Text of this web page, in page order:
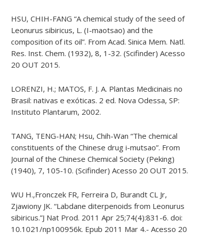
HSU, CHIH-FANG “A chemical study of the seed of
Leonurus sibiricus, L. (I-​maotsao) and the
composition of its oil”. From Acad. Sinica Mem. Natl.
Res. Inst. Chem. (1932), 8, 1-32. (Scifinder) Acesso
20 OUT 2015.
LORENZI, H.; MATOS, F. J. A. Plantas Medicinais no
Brasil: nativas e exóticas. 2 ed. Nova Odessa, SP:
Instituto Plantarum, 2002.
TANG, TENG-HAN; Hsu, Chih-Wan “The chemical
constituents of the Chinese drug i-​mutsao”. From
Journal of the Chinese Chemical Society (Peking)
(1940), 7, 105-10. (Scifinder) Acesso 20 OUT 2015.
WU H.,Fronczek FR, Ferreira D, Burandt CL Jr,
Zjawiony JK. “Labdane diterpenoids from Leonurus
sibiricus.”J Nat Prod. 2011 Apr 25;74(4):831-6. doi:
10.1021/np100956k. Epub 2011 Mar 4.- Acesso 20